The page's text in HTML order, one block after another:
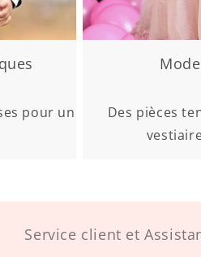
pour un
Des pièces
Service client et